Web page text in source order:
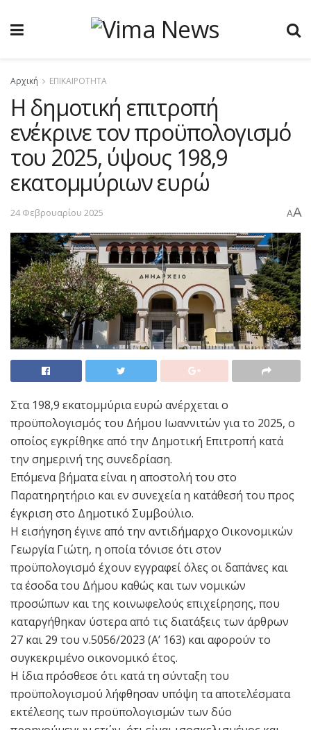
Αρχική ΕΠΙΚΑΙΡΟΤΗΤΑ
Η δημοτική επιτροπή
ενέκρινε τον προϋπολογισμό
του 2025, ύψους 198,9
εκατομμύριων ευρώ
24 Φεβρουαρίου 2025 AA
Στα 198,9 εκατομμύρια ευρώ ανέρχεται ο
προϋπολογισμός του Δήμου Ιωαννιτών για το 2025, ο
οποίος εγκρίθηκε από την Δημοτική Επιτροπή κατά
την σημερινή της συνεδρίαση.
Επόμενα βήματα είναι η αποστολή του στο
Παρατηρητήριο και εν συνεχεία η κατάθεσή του προς
έγκριση στο Δημοτικό Συμβούλιο.
Η εισήγηση έγινε από την αντιδήμαρχο Οικονομικών
Γεωργία Γιώτη, η οποία τόνισε ότι στον
προϋπολογισμό έχουν εγγραφεί όλες οι δαπάνες και
τα έσοδα του Δήμου καθώς και των νομικών
προσώπων και της κοινωφελούς επιχείρησης, που
καταργήθηκαν ύστερα από τις διατάξεις των άρθρων
27 και 29 του ν.5056/2023 (Α’ 163) και αφορούν το
συγκεκριμένο οικονομικό έτος.
Η ίδια πρόσθεσε ότι κατά τη σύνταξη του
προϋπολογισμού λήφθησαν υπόψη τα αποτελέσματα
εκτέλεσης των προϋπολογισμών των δύο